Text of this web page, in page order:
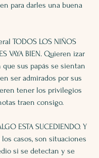
para darles una buena
TODOS LOS NIÑOS
VAYA BIEN. Quieren izar
que sus papás se sientan
ser admirados por sus
tener los privilegios
traen consigo.
ESTA SUCEDIENDO. Y
casos, son situaciones
si se detectan y se